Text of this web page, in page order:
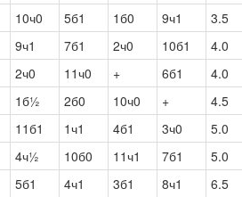
10ч0 5б1 1б0 9ч1 3.5
9ч1 7б1 2ч0 10б1 4.0
2ч0 11ч0 + 6б1 4.0
1б½ 2б0 10ч0 + 4.5
11б1 1ч1 4б1 3ч0 5.0
4ч½ 10б0 11ч1 7б1 5.0
5б1 4ч1 3б1 8ч1 6.5